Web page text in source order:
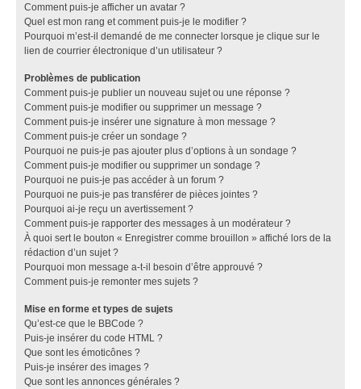
Comment puis-je afficher un avatar ?
Quel est mon rang et comment puis-je le modifier ?
Pourquoi m’est-il demandé de me connecter lorsque je clique sur le
lien de courrier électronique d’un utilisateur ?
Problèmes de publication
Comment puis-je publier un nouveau sujet ou une réponse ?
Comment puis-je modifier ou supprimer un message ?
Comment puis-je insérer une signature à mon message ?
Comment puis-je créer un sondage ?
Pourquoi ne puis-je pas ajouter plus d’options à un sondage ?
Comment puis-je modifier ou supprimer un sondage ?
Pourquoi ne puis-je pas accéder à un forum ?
Pourquoi ne puis-je pas transférer de pièces jointes ?
Pourquoi ai-je reçu un avertissement ?
Comment puis-je rapporter des messages à un modérateur ?
À quoi sert le bouton « Enregistrer comme brouillon » affiché lors de la
rédaction d’un sujet ?
Pourquoi mon message a-t-il besoin d’être approuvé ?
Comment puis-je remonter mes sujets ?
Mise en forme et types de sujets
Qu’est-ce que le BBCode ?
Puis-je insérer du code HTML ?
Que sont les émoticônes ?
Puis-je insérer des images ?
Que sont les annonces générales ?